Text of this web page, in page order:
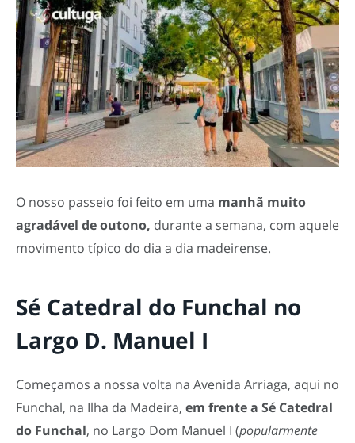
O nosso passeio foi feito em uma manhã muito
agradável de outono, durante a semana, com aquele
movimento típico do dia a dia madeirense.
Sé Catedral do Funchal no
Largo D. Manuel I
Começamos a nossa volta na Avenida Arriaga, aqui no
Funchal, na Ilha da Madeira, em frente a Sé Catedral
do Funchal, no Largo Dom Manuel I (popularmente